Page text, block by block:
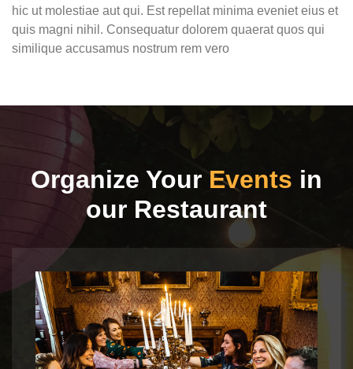
hic ut molestiae aut qui. Est repellat minima eveniet eius et
quis magni nihil. Consequatur dolorem quaerat quos qui
similique accusamus nostrum rem vero
Organize Your Events in
our Restaurant